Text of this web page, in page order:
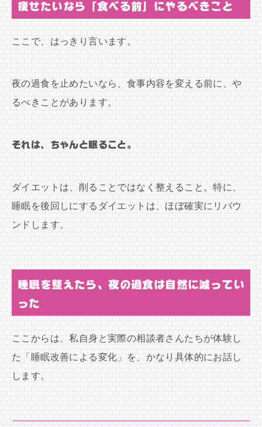
痩せたいなら「食べる前」にやるべきこと
ここで、はっきり言います。
夜の過食を止めたいなら、食事内容を変える前に、や
るべきことがあります。
それは、ちゃんと眠ること。
ダイエットは、削ることではなく整えること。特に、
睡眠を後回しにするダイエットは、ほぼ確実にリバウ
ンドします。
睡眠を整えたら、夜の過食は自然に減ってい
った
ここからは、私自身と実際の相談者さんたちが体験し
た「睡眠改善による変化」を、かなり具体的にお話し
します。